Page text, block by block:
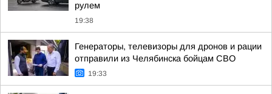
рулем
19:38
Генераторы, телевизоры для дронов и рации
отправили из Челябинска бойцам СВО
19:33